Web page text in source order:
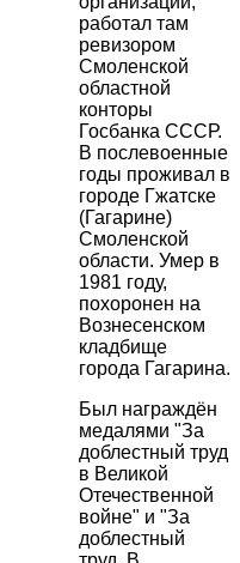
работал там
ревизором
Смоленской
областной
конторы
Госбанка СССР.
В послевоенные
годы проживал в
городе Гжатске
(Гагарине)
Смоленской
области. Умер в
1981 году,
похоронен на
Вознесенском
кладбище
города Гагарина.
Был награждён
медалями "За
доблестный труд
в Великой
Отечественной
войне" и "За
доблестный